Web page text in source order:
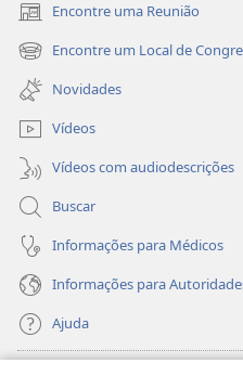
Encontre uma Reunião
(abre
nova
janela)
Encontre um Local de
(abre
nova
janela)
Novidades
Vídeos
Vídeos com audiodescrições
Buscar
Informações para Médicos
Informações para
Ajuda